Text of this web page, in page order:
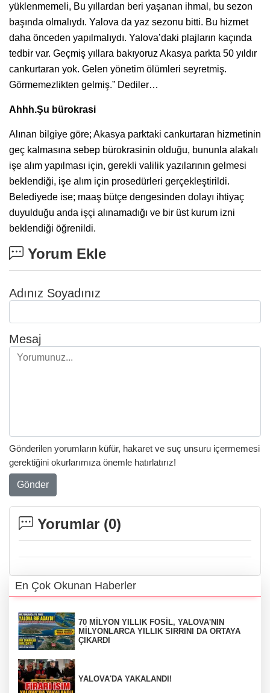
yüklenmemeli, Bu yıllardan beri yaşanan ihmal, bu sezon
başında olmalıydı. Yalova da yaz sezonu bitti. Bu hizmet
daha önceden yapılmalıydı. Yalova’daki plajların kaçında
tedbir var. Geçmiş yıllara bakıyoruz Akasya parkta 50 yıldır
cankurtaran yok. Gelen yönetim ölümleri seyretmiş.
Görmemezlikten gelmiş.” Dediler…
Ahhh.Şu bürokrasi
Alınan bilgiye göre; Akasya parktaki cankurtaran hizmetinin
geç kalmasına sebep bürokrasinin olduğu, bununla alakalı
işe alım yapılması için, gerekli valilik yazılarının gelmesi
beklendiği, işe alım için prosedürleri gerçekleştirildi.
Belediyede ise; maaş bütçe dengesinden dolayı ihtiyaç
duyulduğu anda işçi alınamadığı ve bir üst kurum izni
beklendiği öğrenildi.
Yorum Ekle
Adınız Soyadınız
Mesaj
Gönderilen yorumların küfür, hakaret ve suç unsuru içermemesi
gerektiğini okurlarımıza önemle hatırlatırız!
Gönder
Yorumlar (0)
En Çok Okunan Haberler
70 MİLYON YILLIK FOSİL, YALOVA'NIN
MİLYONLARCA YILLIK SIRRINI DA ORTAYA
ÇIKARDI
YALOVA'DA YAKALANDI!